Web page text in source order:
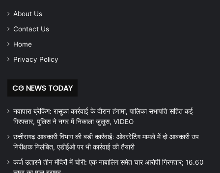
About Us
Contact Us
Home
Privacy Policy
CG NEWS TODAY
नवापारा ब्रेकिंग: रासुका कार्रवाई के दौरान हंगामा, पालिका सभापति सहित कई
गिरफ्तार, पुलिस ने नगर में निकाला जुलूस, VIDEO
छत्तीसगढ़ आबकारी विभाग की बड़ी कार्रवाई: ओवररेटिंग मामले में दो आबकारी उप
निरीक्षक निलंबित, एडीईओ पर भी कार्रवाई की तैयारी
कर्ज उतारने तीन मंदिरों में चोरी: एक नाबालिग समेत चार आरोपी गिरफ्तार; 16.60